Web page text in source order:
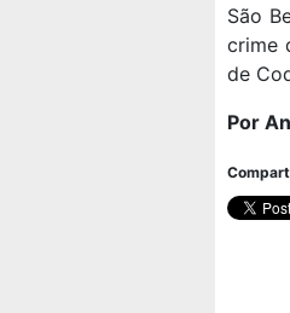
São
crime
de
Por